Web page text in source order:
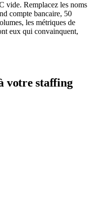
vide. Remplacez les noms
compte bancaire, 50
les métriques de
eux qui convainquent,
votre staffing